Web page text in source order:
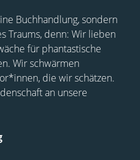
Buchhandlung, sondern
Traums, denn: Wir lieben
für phantastische
Wir schwärmen
die wir schätzen.
an unsere